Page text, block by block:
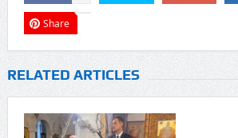
Share
RELATED ARTICLES